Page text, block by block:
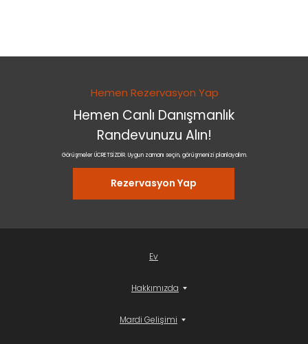
Rezervasyon Yap
Hemen Rezervasyon Yap
Hemen Canlı Danışmanlık
Randevunuzu Alın!
Görüşmeler ÜCRETSİZDİR. Uygun zamanı seçin, görüşmenizi planlayalım.
Ev
Hakkımızda
Mardi Gelişimi